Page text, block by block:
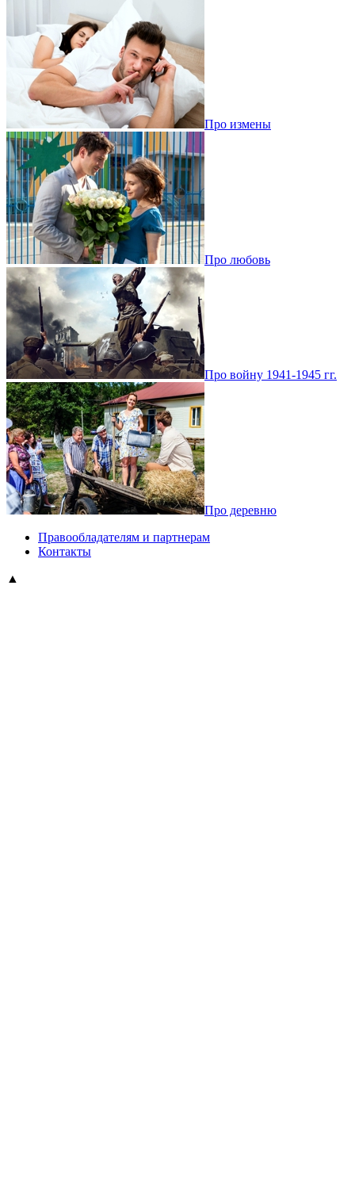
Про измены
Про любовь
Про войну 1941-1945 гг.
Про деревню
Правообладателям и партнерам
Контакты
▲